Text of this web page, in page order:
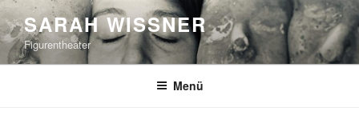
Zum
Inhalt
springen
SARAH WISSNER
Figurentheater
Menü